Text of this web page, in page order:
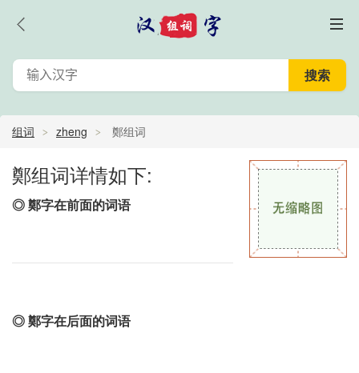
组词 zheng 鄭组词
鄭组词详情如下:
◎ 鄭字在前面的词语
◎ 鄭字在后面的词语